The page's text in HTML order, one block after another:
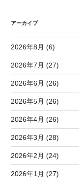
アーカイブ
2026年8月 (6)
2026年7月 (27)
2026年6月 (26)
2026年5月 (26)
2026年4月 (26)
2026年3月 (28)
2026年2月 (24)
2026年1月 (27)